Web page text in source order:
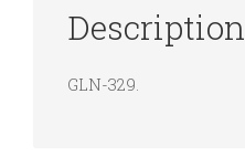
Description
GLN-329.